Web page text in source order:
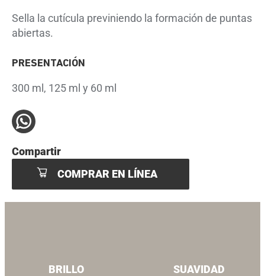
Sella la cutícula previniendo la formación de puntas
abiertas.
PRESENTACIÓN
300 ml, 125 ml y 60 ml
Compartir
COMPRAR EN LÍNEA
BRILLO SUAVIDAD